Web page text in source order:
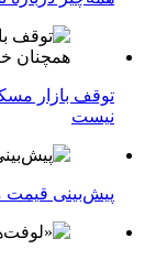
توقف بازار
نیست
پیش‌بینی قیمت